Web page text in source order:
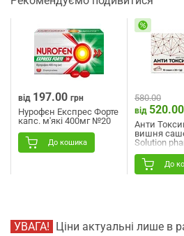
від 197.00 грн
Нурофєн Експрес Форте
капс. м'які 400мг №20
До кошика
580.00
від 520.00
Анти
вишня
Solution
До
УВАГА!
Ціни актуальні лише в